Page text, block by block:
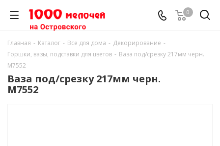
0
Главная - Каталог - Все для дома - Декорирование -
Горшки, вазы, подставки для цветов - Ваза под/срезку 217мм черн.
М7552
Ваза под/срезку 217мм черн.
М7552